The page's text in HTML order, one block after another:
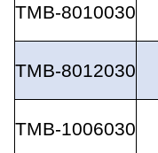
TMB-8010030
TMB-8012030
TMB-1006030